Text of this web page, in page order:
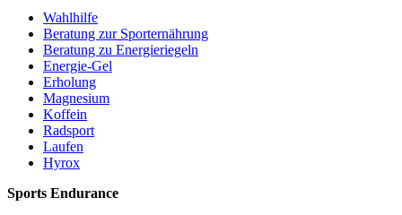
Wahlhilfe
Beratung zur Sporternährung
Beratung zu Energieriegeln
Energie-Gel
Erholung
Magnesium
Koffein
Radsport
Laufen
Hyrox
Sports Endurance